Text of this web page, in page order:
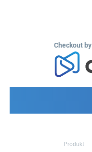
Checkout by
Produkt